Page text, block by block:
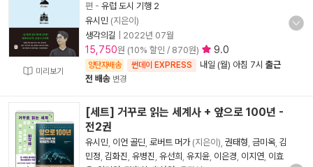
미리보기
편 - 유럽 도시 기행 2
유시민 (지은이)
생각의길
2022년 07월
15,750원 (10% 할인 / 870원) 9.0
양탄자배송 썬데이 EXPRESS 내일 (월) 아침 7시 출근
전 배송 변경
[세트] 거꾸로 읽는 세계사 + 앞으로 100년 -
전2권
유시민 이언 골딘 로버트 머가(지은이), 권태형 금미옥 김
민정 김화진 유병진 유선희 유지윤 이은경 이지연 이효